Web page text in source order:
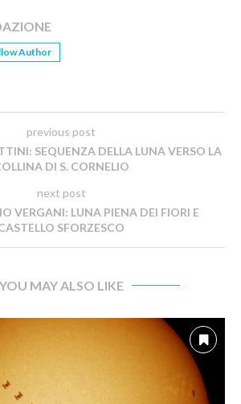
Author
previous post
SEQUENZA DELLA LUNA VERSO LA
DI S. CORNELIO
next post
VERGANI: LUNA PIENA DEI FIORI E
SFORZESCO
YOU MAY ALSO LIKE